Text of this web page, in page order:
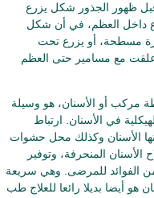
ظهور الجذور شكل يزرع
داخل العظم، في أن شكل
مسطحة، أو يزرع تحت
مع مسامير حتى العظم
مركب أو الأسنان، هو وسيلة
في الأسنان. ارتباط
الأسنان وكذلك محل حشوات
الأسنان المنحرفة، وتوفير
من الفوائد للمرضى. وهي سريعة
هو أيضا بديلا رائعا للعلاج طب